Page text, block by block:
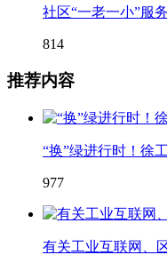
社区“一老一小”服
814
推荐内容
“换”绿进行时！徐
977
有关工业互联网、